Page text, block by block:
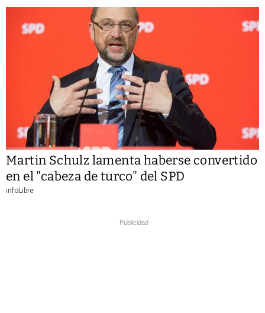
Martin Schulz lamenta haberse convertido
en el "cabeza de turco" del SPD
infoLibre
Publicidad